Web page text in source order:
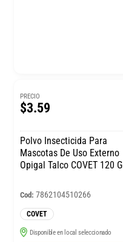
PRECIO
$3.59
Polvo Insecticida Para
Mascotas De Uso Externo
Opigal Talco COVET 120 G
Cod: 7862104510266
COVET
Disponible en local seleccionado